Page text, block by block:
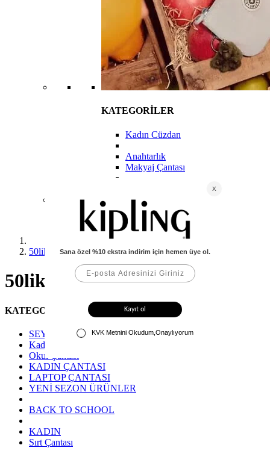
KATEGORİLER
Kadın Cüzdan
Anahtarlık
Makyaj Çantası
50lik ürünler
50lik ürünler
KATEGORİLER
SEYAHAT
Kadın Aksesuar Ürünleri
Okul Çantası
KADIN ÇANTASI
LAPTOP ÇANTASI
YENİ SEZON ÜRÜNLER
BACK TO SCHOOL
KADIN
Sırt Çantası